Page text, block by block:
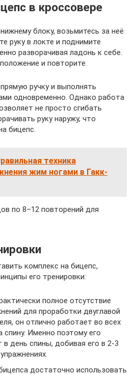
в кроссовере
блоку, возьмитесь за неё
руку в локте и поднимите
разворачивая ладонь к себе.
и повторите.
ручку и выполнять
одновременно. Однако работа
не просто сгибать
руку наружу, что
бицепс.
техника
жим ногами в Гакк-
по 8–12 повторений для
комплекс на бицепс,
его тренировки:
полное отсутствие
для проработки двуглавой
он отлично работает во всех
спину. Именно поэтому его
день спины, добивая его в 2-3
достаточно использовать